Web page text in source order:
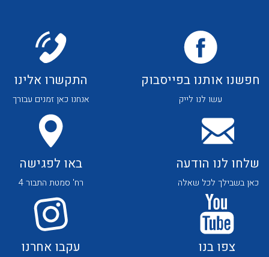
לכל מוצרי היצרן לכל מוצרי היצרן
לכל מוצרי היצרן
חפשנו אותנו בפייסבוק
עשו לנו לייק
התקשרו אלינו
אנחנו כאן זמנים עבורך
שלחו לנו הודעה
כאן בשבילך לכל שאלה
באו לפגישה
רח' סמטת התבור 4
צפו בנו עקבו אחרנו